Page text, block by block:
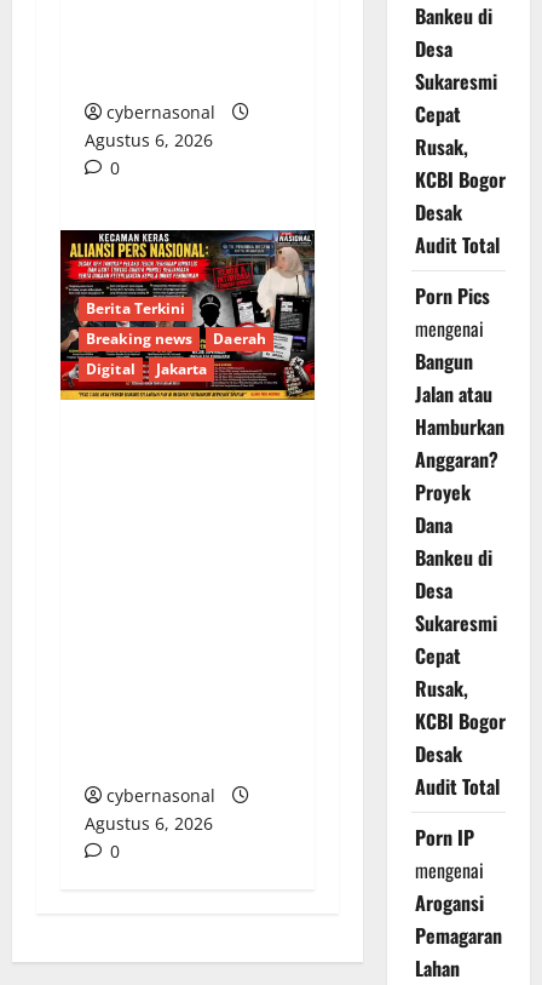
cybernasonal
Agustus 6, 2026
0
Berita Terkini
Breaking news
Daerah
Digital
Jakarta
cybernasonal
Agustus 6, 2026
0
Bankeu di
Desa
Sukaresmi
Cepat
Rusak,
KCBI Bogor
Desak
Audit Total
Porn Pics
mengenai
Bangun
Jalan atau
Hamburkan
Anggaran?
Proyek
Dana
Bankeu di
Desa
Sukaresmi
Cepat
Rusak,
KCBI Bogor
Desak
Audit Total
Porn IP
mengenai
Arogansi
Pemagaran
Lahan